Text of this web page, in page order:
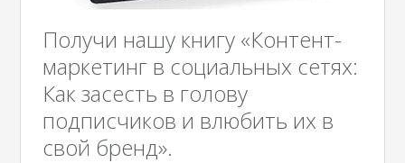
Получи нашу книгу «Контент-
маркетинг в социальных сетях:
Как засесть в голову
подписчиков и влюбить их в
свой бренд».